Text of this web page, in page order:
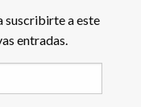
suscribirte a este
entradas.